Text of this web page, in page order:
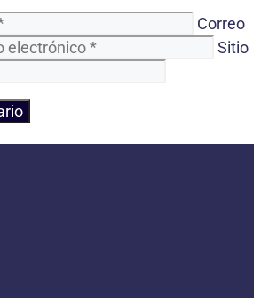
Correo
Sitio